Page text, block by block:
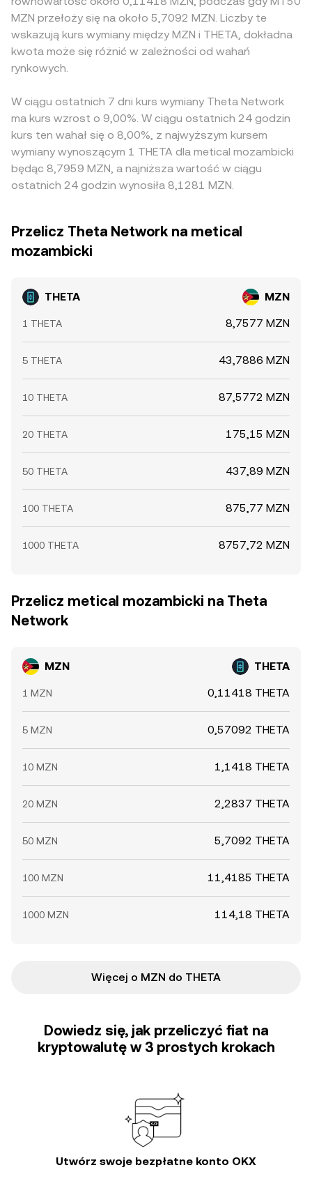
MZN przełoży się na około 5,7092 MZN. Liczby te
wskazują kurs wymiany między MZN i THETA, dokładna
kwota może się różnić w zależności od wahań
rynkowych.
W ciągu ostatnich 7 dni kurs wymiany Theta Network
ma kurs wzrost o 9,00%. W ciągu ostatnich 24 godzin
kurs ten wahał się o 8,00%, z najwyższym kursem
wymiany wynoszącym 1 THETA dla metical mozambicki
będąc 8,7959 MZN, a najniższa wartość w ciągu
ostatnich 24 godzin wynosiła 8,1281 MZN.
Przelicz Theta Network na metical
mozambicki
THETA MZN
1 THETA 8,7577 MZN
5 THETA 43,7886 MZN
10 THETA 87,5772 MZN
20 THETA 175,15 MZN
50 THETA 437,89 MZN
100 THETA 875,77 MZN
1000 THETA 8757,72 MZN
Przelicz metical mozambicki na Theta
Network
MZN THETA
1 MZN 0,11418 THETA
5 MZN 0,57092 THETA
10 MZN 1,1418 THETA
20 MZN 2,2837 THETA
50 MZN 5,7092 THETA
100 MZN 11,4185 THETA
1000 MZN 114,18 THETA
Więcej o MZN do THETA
Dowiedz się, jak przeliczyć fiat na
kryptowalutę w 3 prostych krokach
Utwórz swoje bezpłatne konto OKX